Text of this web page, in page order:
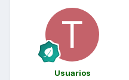
Usuarios